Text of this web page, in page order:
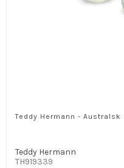
Teddy Hermann - Australsk
Teddy Hermann
TH919339